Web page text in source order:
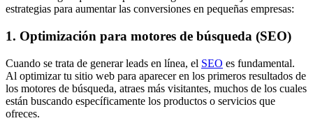
estrategias para aumentar las conversiones en pequeñas empresas:
1. Optimización para motores de búsqueda (SEO)
Cuando se trata de generar leads en línea, el SEO es fundamental.
Al optimizar tu sitio web para aparecer en los primeros resultados de
los motores de búsqueda, atraes más visitantes, muchos de los cuales
están buscando específicamente los productos o servicios que
ofreces.